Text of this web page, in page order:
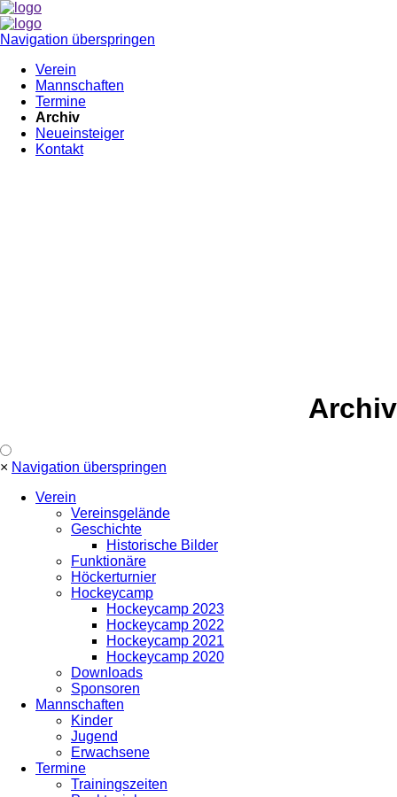
Navigation überspringen
Verein
Mannschaften
Termine
Archiv
Neueinsteiger
Kontakt
Archiv
× Navigation überspringen
Verein
Vereinsgelände
Geschichte
Historische Bilder
Funktionäre
Höckerturnier
Hockeycamp
Hockeycamp 2023
Hockeycamp 2022
Hockeycamp 2021
Hockeycamp 2020
Downloads
Sponsoren
Mannschaften
Kinder
Jugend
Erwachsene
Termine
Trainingszeiten